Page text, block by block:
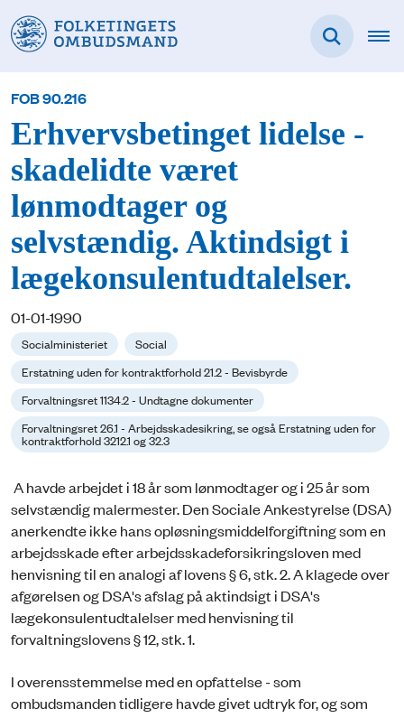
FOB 90.216
Erhvervsbetinget lidelse -
skadelidte været
lønmodtager og
selvstændig. Aktindsigt i
lægekonsulentudtalelser.
01-01-1990
Socialministeriet
Social
Erstatning uden for kontraktforhold 21.2 - Bevisbyrde
Forvaltningsret 1134.2 - Undtagne dokumenter
Forvaltningsret 26.1 - Arbejdsskadesikring, se også Erstatning uden for
kontraktforhold 3212.1 og 32.3
A havde arbejdet i 18 år som lønmodtager og i 25 år som
selvstændig malermester. Den Sociale Ankestyrelse (DSA)
anerkendte ikke hans opløsningsmiddelforgiftning som en
arbejdsskade efter arbejdsskadeforsikringsloven med
henvisning til en analogi af lovens § 6, stk. 2. A klagede over
afgørelsen og DSA's afslag på aktindsigt i DSA's
lægekonsulentudtalelser med henvisning til
forvaltningslovens § 12, stk. 1.
I overensstemmelse med en opfattelse - som
ombudsmanden tidligere havde givet udtryk for, og som